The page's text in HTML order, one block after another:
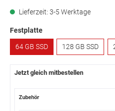
Lieferzeit: 3-5 Werktage
Festplatte
64 GB SSD
128 GB SSD
Jetzt gleich mitbestellen
Zubehör